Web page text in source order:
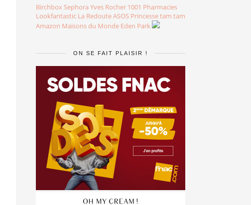
Birchbox Sephora Yves Rocher 1001 Pharmacies
Lookfantastic La RedouteASOS Princesse tam tam
Amazon Maisons du Monde Eden Park
ON SE FAIT PLAISIR !